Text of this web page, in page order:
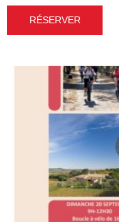
RÉSERVER